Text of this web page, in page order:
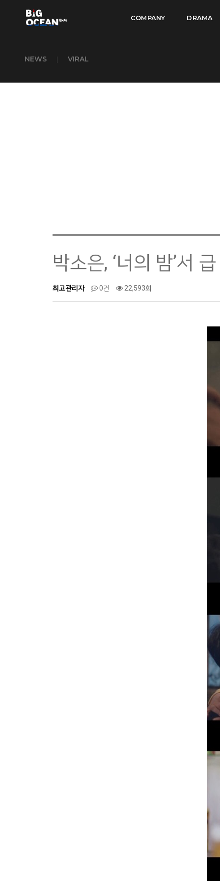
COMPANY DRAMA
NEWS | VIRAL
박소은, ‘너의 밤’서
최고관리자 0건 22,593회